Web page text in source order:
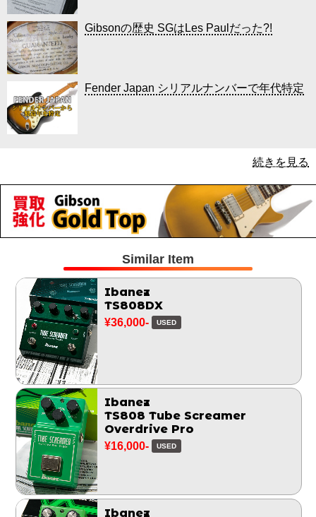
Gibsonの歴史 SGはLes Paulだった?!
Fender Japan シリアルナンバーで年代特定
続きを見る
Similar Item
Ibanez
TS808DX
¥36,000- USED
Ibanez
TS808 Tube Screamer
Overdrive Pro
¥16,000- USED
Ibanez